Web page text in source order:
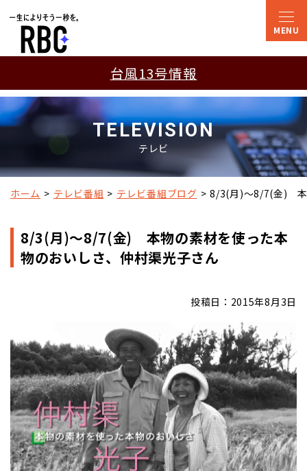
台風13号情報
TELEVISION
テレビ
ホーム テレビ番組 テレビ番組ブログ 8/3(月)～8/7(金)　
8/3(月)～8/7(金) 本物の素材を使った本
物のおいしさ、仲村渠光子さん
投稿日：2015年8月3日